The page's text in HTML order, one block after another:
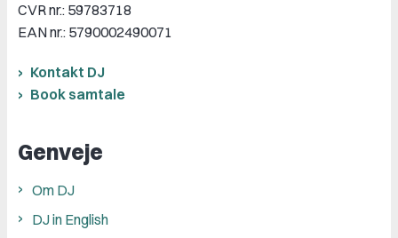
CVR nr.: 59783718
EAN nr.: 5790002490071
Kontakt DJ
Book samtale
Genveje
Om DJ
DJ in English